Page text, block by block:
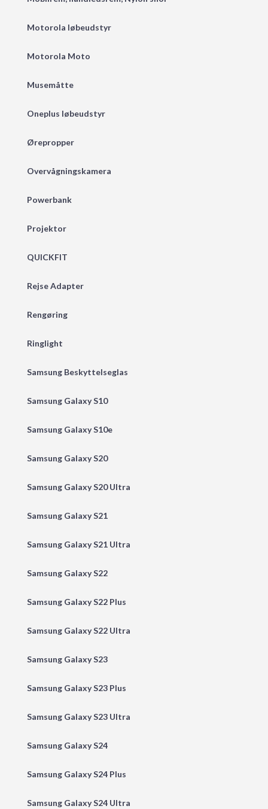
Motorola løbeudstyr
Motorola Moto
Musemåtte
Oneplus løbeudstyr
Ørepropper
Overvågningskamera
Powerbank
Projektor
QUICKFIT
Rejse Adapter
Rengøring
Ringlight
Samsung Beskyttelseglas
Samsung Galaxy S10
Samsung Galaxy S10e
Samsung Galaxy S20
Samsung Galaxy S20 Ultra
Samsung Galaxy S21
Samsung Galaxy S21 Ultra
Samsung Galaxy S22
Samsung Galaxy S22 Plus
Samsung Galaxy S22 Ultra
Samsung Galaxy S23
Samsung Galaxy S23 Plus
Samsung Galaxy S23 Ultra
Samsung Galaxy S24
Samsung Galaxy S24 Plus
Samsung Galaxy S24 Ultra